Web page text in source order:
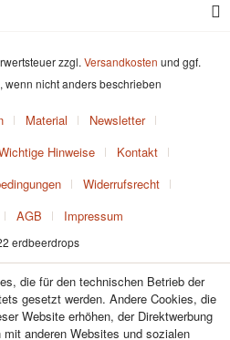
zzgl. Versandkosten und ggf.
wenn nicht anders beschrieben
Material
Newsletter
Hinweise
Kontakt
Widerrufsrecht
AGB Impressum
erdbeerdrops
die für den technischen Betrieb der
gesetzt werden. Andere Cookies, die
Website erhöhen, der Direktwerbung
anderen Websites und sozialen